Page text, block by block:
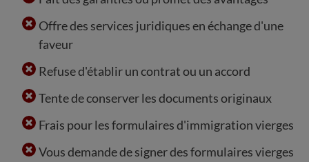
Offre des services juridiques en échange d'une
faveur
Refuse d'établir un contrat ou un accord
Tente de conserver les documents originaux
Frais pour les formulaires d'immigration vierges
Vous demande de signer des formulaires vierges